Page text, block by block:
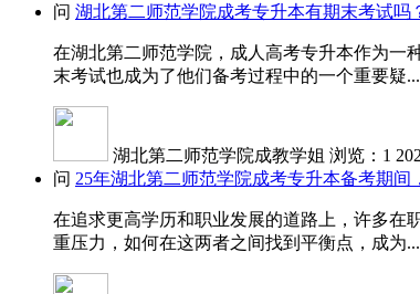
问 湖北第二师范学院成考专升本有期末考试吗
在湖北第二师范学院，成人高考专升本作为一
末考试也成为了他们备考过程中的一个重要疑
湖北第二师范学院成教学姐 浏览：1
问 25年湖北第二师范学院成考专升本备考期间
在追求更高学历和职业发展的道路上，许多在
重压力，如何在这两者之间找到平衡点，成为